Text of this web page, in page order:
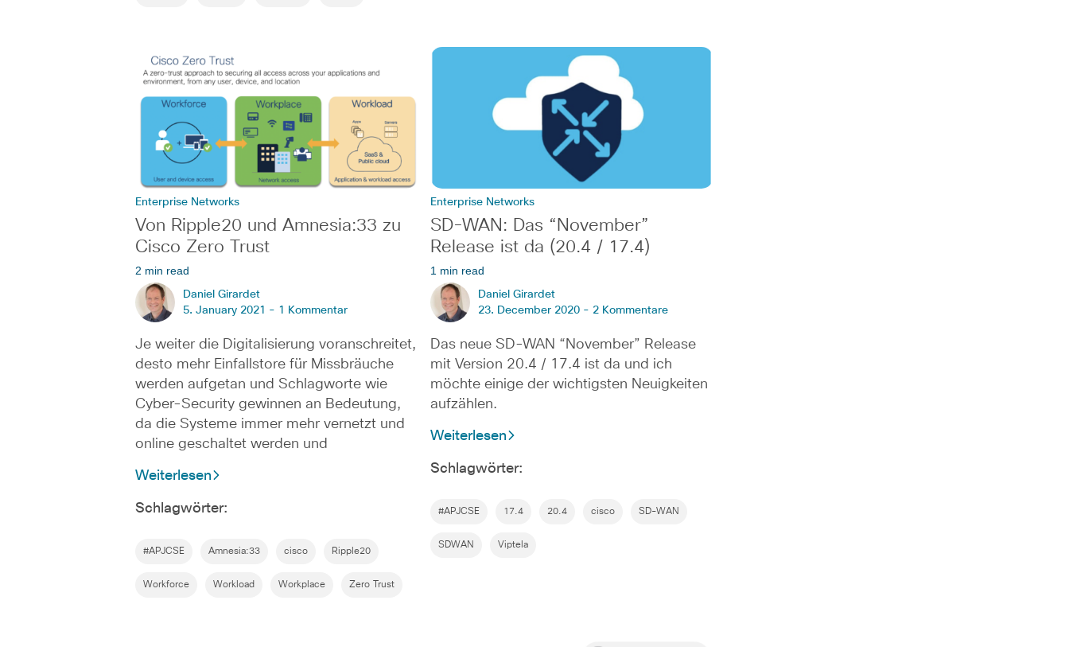
Enterprise Networks
Von Ripple20 und Amnesia:33 zu
Cisco Zero Trust
2 min read
Daniel Girardet
5. January 2021 - 1 Kommentar
Je weiter die Digitalisierung voranschreitet,
desto mehr Einfallstore für Missbräuche
werden aufgetan und Schlagworte wie
Cyber-Security gewinnen an Bedeutung,
da die Systeme immer mehr vernetzt und
online geschaltet werden und
Weiterlesen
Schlagwörter:
#APJCSE Amnesia:33 cisco Ripple20
Workforce Workload Workplace Zero Trust
Enterprise Networks
SD-WAN: Das “November”
Release ist da (20.4 / 17.4)
1 min read
Daniel Girardet
23. December 2020 - 2 Kommentare
Das neue SD-WAN “November” Release
mit Version 20.4 / 17.4 ist da und ich
möchte einige der wichtigsten Neuigkeiten
aufzählen.
Weiterlesen
Schlagwörter:
#APJCSE 17.4 20.4 cisco SD-WAN
SDWAN Viptela